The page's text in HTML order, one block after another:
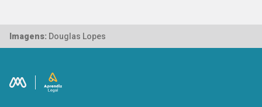
Imagens: Douglas Lopes